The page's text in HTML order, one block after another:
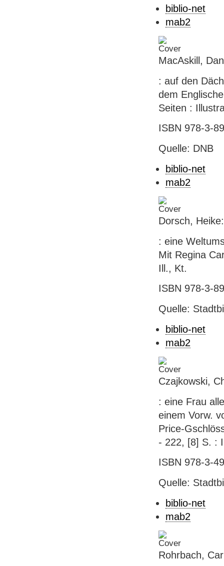
biblio-net
mab2
MacAskill,
: auf den
dem
Seiten :
ISBN 978-3-
Quelle: DNB
biblio-net
mab2
Dorsch,
: eine
Mit Regina
Ill., Kt.
ISBN 978-3-
Quelle:
biblio-net
mab2
Czajkowski,
: eine Frau
einem Vorw.
Price-
- 222, [8] S. :
ISBN 978-3-
Quelle:
biblio-net
mab2
Rohrbach,